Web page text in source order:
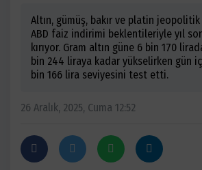
Altın, gümüş, bakır ve platin
ABD faiz indirimi beklentileriyle yıl
kırıyor. Gram altın güne 6 bin 170
bin 244 liraya kadar yükselirken gün
bin 166 lira seviyesini test etti.
26 Aralık, 2025, Cuma 12:52